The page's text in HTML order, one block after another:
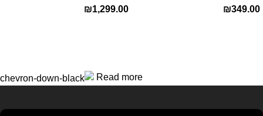
E.D.P 80ml ‏
₪349.00
₪1,299.00
Read more